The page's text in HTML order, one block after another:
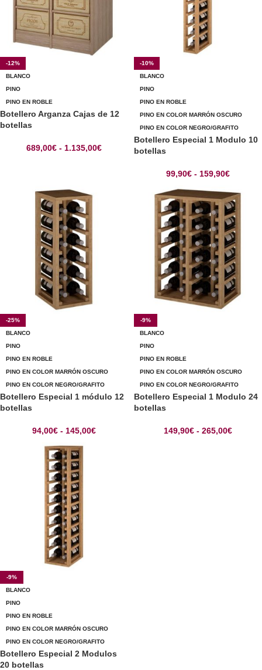
-12%
BLANCO
PINO
PINO EN ROBLE
Botellero Arganza Cajas de 12
botellas
689,00€ - 1.135,00€
-10%
BLANCO
PINO
PINO EN ROBLE
PINO EN COLOR MARRÓN OSCURO
PINO EN COLOR NEGRO/GRAFITO
Botellero Especial 1 Modulo 10
botellas
99,90€ - 159,90€
-25%
BLANCO
PINO
PINO EN ROBLE
PINO EN COLOR MARRÓN OSCURO
PINO EN COLOR NEGRO/GRAFITO
Botellero Especial 1 módulo 12
botellas
94,00€ - 145,00€
-9%
BLANCO
PINO
PINO EN ROBLE
PINO EN COLOR MARRÓN OSCURO
PINO EN COLOR NEGRO/GRAFITO
Botellero Especial 1 Modulo 24
botellas
149,90€ - 265,00€
-9%
BLANCO
PINO
PINO EN ROBLE
PINO EN COLOR MARRÓN OSCURO
PINO EN COLOR NEGRO/GRAFITO
Botellero Especial 2 Modulos
20 botellas